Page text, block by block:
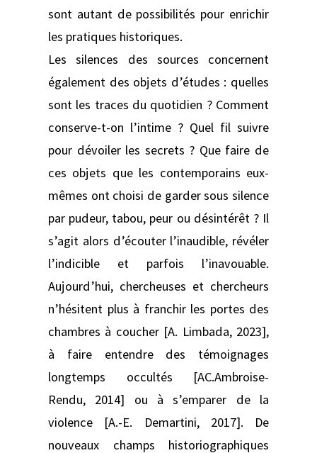
sont autant de possibilités pour enrichir
les pratiques historiques.
Les silences des sources concernent
également des objets d’études : quelles
sont les traces du quotidien ? Comment
conserve-t-on l’intime ? Quel fil suivre
pour dévoiler les secrets ? Que faire de
ces objets que les contemporains eux-
mêmes ont choisi de garder sous silence
par pudeur, tabou, peur ou désintérêt ? Il
s’agit alors d’écouter l’inaudible, révéler
l’indicible et parfois l’inavouable.
Aujourd’hui, chercheuses et chercheurs
n’hésitent plus à franchir les portes des
chambres à coucher [A. Limbada, 2023],
à faire entendre des témoignages
longtemps occultés [AC.Ambroise-
Rendu, 2014] ou à s’emparer de la
violence [A.-E. Demartini, 2017]. De
nouveaux champs historiographiques